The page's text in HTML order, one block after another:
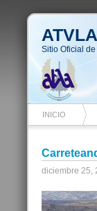
ATVLA
Sitio Oficial
INICIO
diciembre 25,